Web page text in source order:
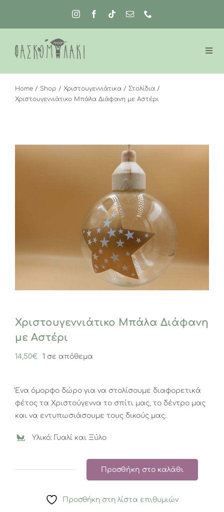
περιεχόμενο
Home Shop Χριστουγεννιάτικα
Στολίδια
Χριστουγεννιάτικο Μπάλα Διάφανη με Αστέρι
Χριστουγεννιάτικο Μπάλα Διάφανη
με Αστέρι
14,50€ 1 σε απόθεμα
Ένα όμορφο δώρο για να στολίσουμε διαφορετικά
φέτος τα Χριστούγεννα το σπίτι μας, το δέντρο μας
και να εντυπωσιάσουμε τους δικούς μας.
Υλικό: Γυαλί και Ξύλο
Χριστουγεννιάτικο
Διάφανη
Προσθήκη στο καλάθι
Προσθήκη στη λίστα επιθυμιών